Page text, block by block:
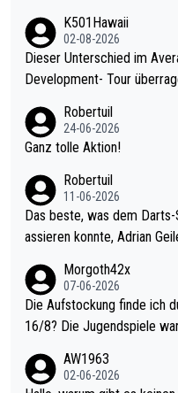
K501Hawaii
02-08-2026
Dieser Unterschied im Average ist
Development- Tour
mal 40+ erst recht. Da gewinnst keinen Blumentopf - ist ja noc
h krasser wie ein Pokalspiel eines Kreisligisten vs einem Bund
Robertuil
24-06-2026
Ganz tolle Aktion!
Robertuil
11-06-2026
Das beste, was dem
assieren konnte, Adrian
Morgoth42x
07-06-2026
Die Aufstockung finde ich
16/8? Die Jugendspiele waren letztes Jahr durchaus sehr kurz
Allerdings ist Mitchell Lawrie als Nummer 1 der Welt eh qualifi
AW1963
02-06-2026